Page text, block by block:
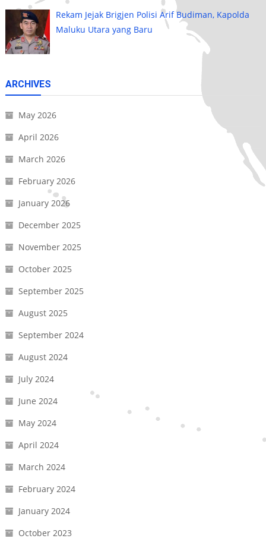
Rekam Jejak Brigjen Polisi Arif Budiman, Kapolda
Maluku Utara yang Baru
ARCHIVES
May 2026
April 2026
March 2026
February 2026
January 2026
December 2025
November 2025
October 2025
September 2025
August 2025
September 2024
August 2024
July 2024
June 2024
May 2024
April 2024
March 2024
February 2024
January 2024
October 2023